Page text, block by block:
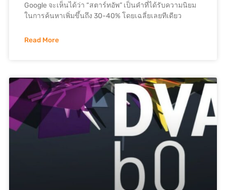
Google จะเห็นได้ว่า “สตาร์ทอัพ” เป็นคำที่ได้รับความนิยม
ในการค้นหาเพิ่มขึ้นถึง 30-40% โดยเฉลี่ยเลยทีเดียว
Read More